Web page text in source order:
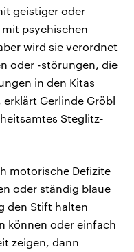
geistiger oder
psychischen
wird sie verordnet
oder -störungen, die
in den Kitas
Gerlinde Gröbl
Steglitz-
motorische Defizite
oder ständig blaue
den Stift halten
können oder einfach
zeigen, dann